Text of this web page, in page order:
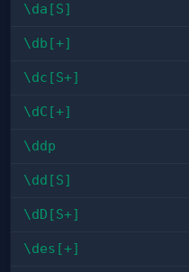
\da[S]
\db[+]
\dc[S+]
\dC[+]
\ddp
\dd[S]
\dD[S+]
\des[+]